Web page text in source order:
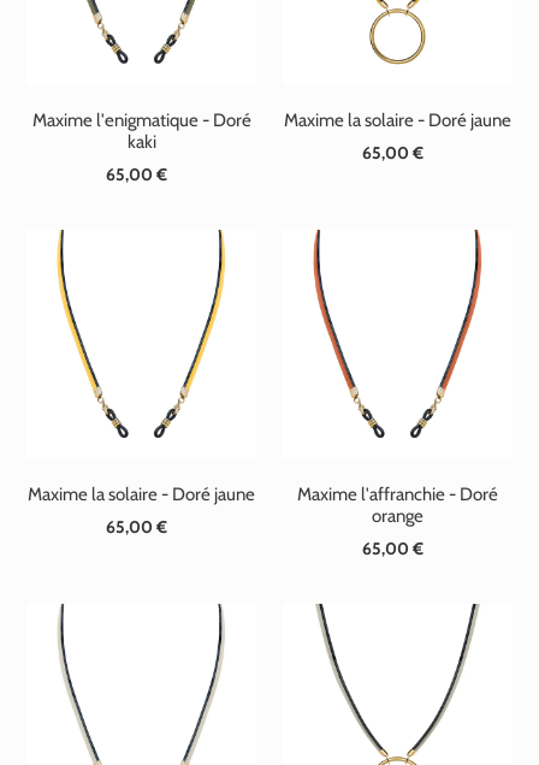
Maxime l'enigmatique - Doré
kaki
Prix
65,00 €
Maxime la solaire - Doré jaune
Prix
65,00 €
Maxime la solaire - Doré jaune
Prix
65,00 €
Maxime l'affranchie - Doré
orange
Prix
65,00 €